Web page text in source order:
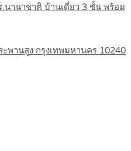
นานาชาติ บ้านเดี่ยว 3 ชั้น พร้อม
พานสูง กรุงเทพมหานคร 10240